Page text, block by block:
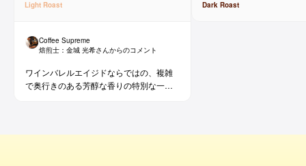
Light Roast
Coffee Supreme
焙煎士： 金城 光希さんからのコメント
ワインバレルエイジドならではの、複雑
で奥行きのある芳醇な香りの特別な一杯
Dark Roast